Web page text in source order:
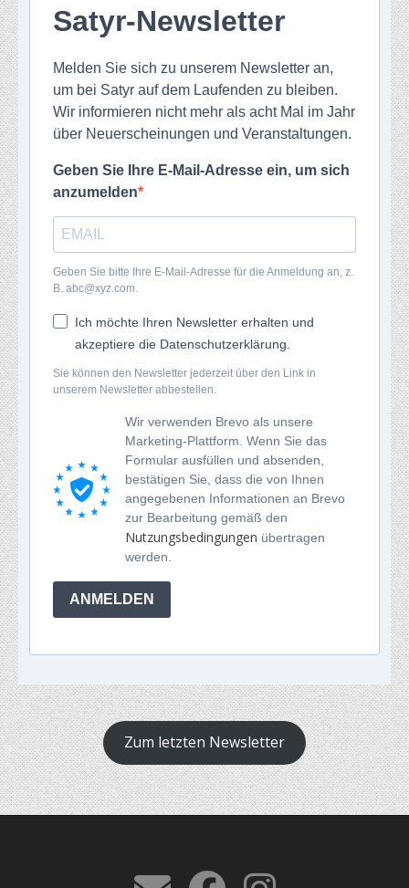
Satyr-Newsletter
Melden Sie sich zu unserem Newsletter an,
um bei Satyr auf dem Laufenden zu bleiben.
Wir informieren nicht mehr als acht Mal im Jahr
über Neuerscheinungen und Veranstaltungen.
Geben Sie Ihre E-Mail-Adresse ein, um sich
anzumelden
Geben Sie bitte Ihre E-Mail-Adresse für die Anmeldung an, z.
B. abc@xyz.com.
Ich möchte Ihren Newsletter erhalten und
akzeptiere die Datenschutzerklärung.
Sie können den Newsletter jederzeit über den Link in
unserem Newsletter abbestellen.
Wir verwenden Brevo als unsere
Marketing-Plattform. Wenn Sie das
Formular ausfüllen und absenden,
bestätigen Sie, dass die von Ihnen
angegebenen Informationen an Brevo
zur Bearbeitung gemäß den
Nutzungsbedingungen übertragen
werden.
ANMELDEN
Zum letzten Newsletter